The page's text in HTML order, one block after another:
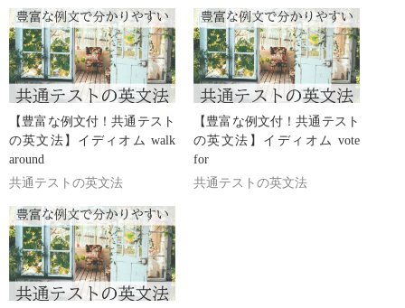
【豊富な例文付！共通テスト
の英文法】イディオム walk
around
共通テストの英文法
【豊富な例文付！共通テスト
の英文法】イディオム vote
for
共通テストの英文法